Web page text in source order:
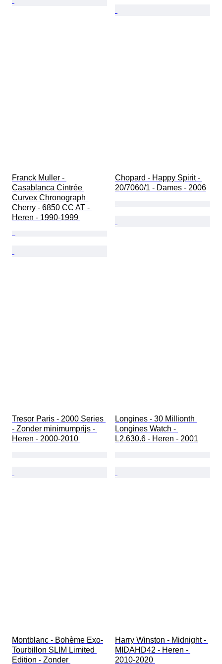
Franck Muller -
Casablanca Cintrée
Curvex Chronograph
Cherry - 6850 CC AT -
Heren - 1990-1999
Chopard - Happy Spirit -
20/7060/1 - Dames - 2006
Tresor Paris - 2000 Series
- Zonder minimumprijs -
Heren - 2000-2010
Longines - 30 Millionth
Longines Watch -
L2.630.6 - Heren - 2001
Montblanc - Bohème Exo-
Tourbillon SLIM Limited
Edition - Zonder
Harry Winston - Midnight -
MIDAHD42 - Heren -
2010-2020